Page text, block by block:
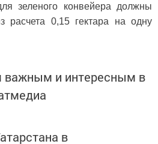
зеленого конвейера должны
расчета 0,15 гектара на одну
важным и интересным в
в